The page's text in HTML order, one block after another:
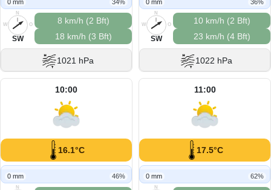
0 mm 34%
N
O
S
W
SW
8 km/h (2 Bft)
18 km/h (3 Bft)
1021 hPa
0 mm 36%
N
O
S
W
SW
10 km/h (2 Bft)
23 km/h (4 Bft)
1022 hPa
10:00
16.1°C
0 mm 46%
N
11:00
17.5°C
0 mm 62%
N